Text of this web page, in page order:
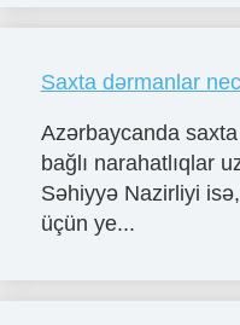
Saxta dərmanlar
Azərbaycanda
bağlı narahatlıqlar
Səhiyyə Nazirliyi
üçün ye...